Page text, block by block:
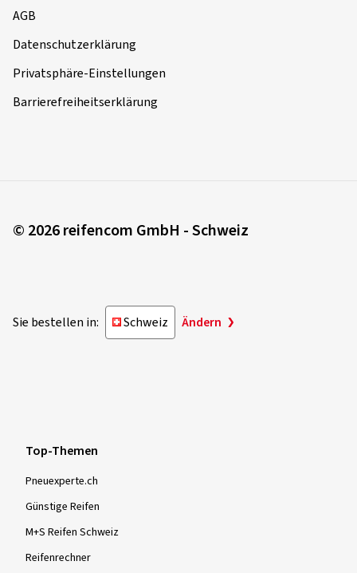
AGB
Datenschutzerklärung
Privatsphäre-Einstellungen
Barrierefreiheitserklärung
© 2026 reifencom GmbH - Schweiz
Sie bestellen in: Schweiz Ändern
Top-Themen
Pneuexperte.ch
Günstige Reifen
M+S Reifen Schweiz
Reifenrechner